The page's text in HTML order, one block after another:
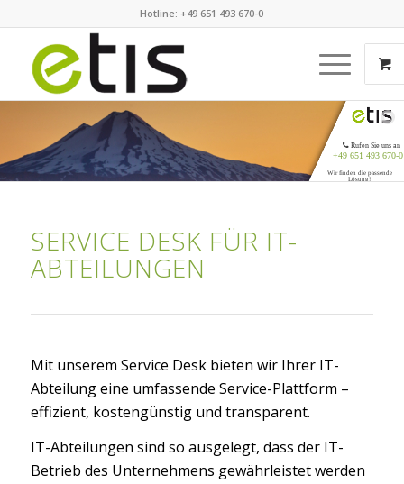
Hotline: +49 651 493 670-0
Wir finden die passende
Lösung!
Rufen Sie uns an
+49 651 493 670-0
SERVICE DESK FÜR IT-
ABTEILUNGEN
Mit unserem Service Desk bieten wir Ihrer IT-
Abteilung eine umfassende Service-Plattform –
effizient, kostengünstig und transparent.
IT-Abteilungen sind so ausgelegt, dass der IT-
Betrieb des Unternehmens gewährleistet werden